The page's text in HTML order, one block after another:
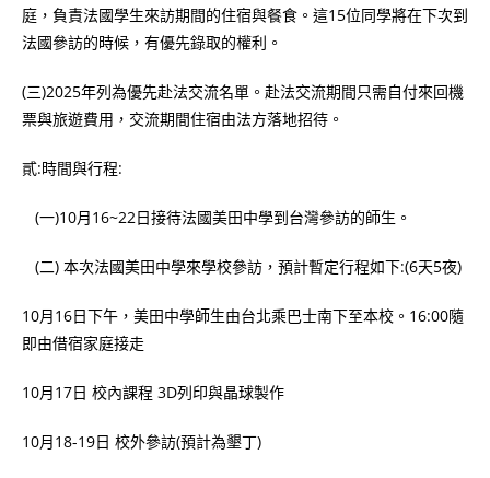
庭，負責法國學生來訪期間的住宿與餐食。這15位同學將在下次到
法國參訪的時候，有優先錄取的權利。
(三)2025年列為優先赴法交流名單。赴法交流期間只需自付來回機
票與旅遊費用，交流期間住宿由法方落地招待。
貳:時間與行程:
(一)10月16~22日接待法國美田中學到台灣參訪的師生。
(二) 本次法國美田中學來學校參訪，預計暫定行程如下:(6天5夜)
10月16日下午，美田中學師生由台北乘巴士南下至本校。16:00隨
即由借宿家庭接走
10月17日 校內課程 3D列印與晶球製作
10月18-19日 校外參訪(預計為墾丁)